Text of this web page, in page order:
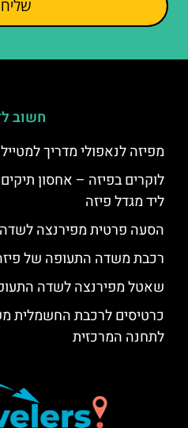
חשוב
מפיזה לנאפולי מדריך
לוקרים בפיזה – אחסון
ליד מגדל פיזה
הסעה פרטית מפירנצה
רכבת משדה התעופה של
שאטל מפירנצה לשדה
כרטיסים לרכבת החשמלית
לתחנה המרכזית